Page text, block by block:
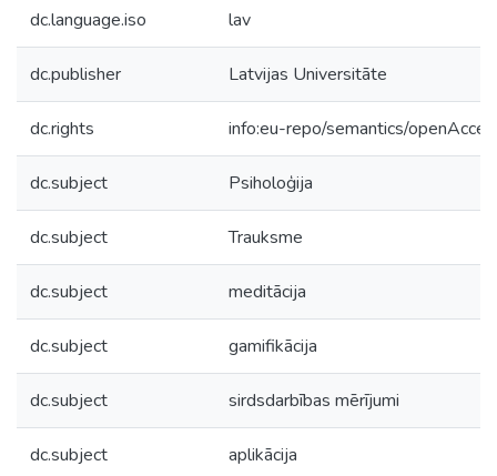
dc.language.iso lav
dc.publisher Latvijas Universitāte
dc.rights info:eu-repo/semantics/
dc.subject Psiholoģija
dc.subject Trauksme
dc.subject meditācija
dc.subject gamifikācija
dc.subject sirdsdarbības mērījumi
dc.subject aplikācija